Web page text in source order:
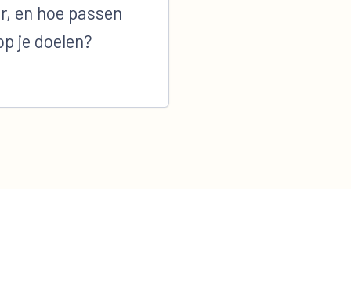
en hoe passen
je doelen?